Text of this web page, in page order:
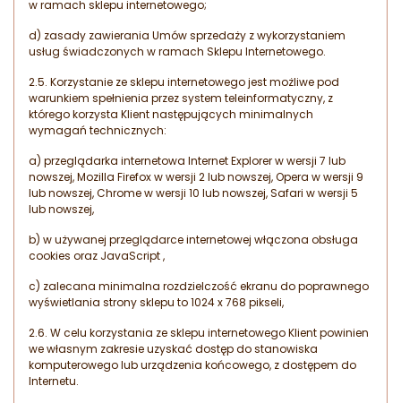
w ramach sklepu internetowego;
d) zasady zawierania Umów sprzedaży z wykorzystaniem
usług świadczonych w ramach Sklepu Internetowego.
2.5. Korzystanie ze sklepu internetowego jest możliwe pod
warunkiem spełnienia przez system teleinformatyczny, z
którego korzysta Klient następujących minimalnych
wymagań technicznych:
a) przeglądarka internetowa Internet Explorer w wersji 7 lub
nowszej, Mozilla Firefox w wersji 2 lub nowszej, Opera w wersji 9
lub nowszej, Chrome w wersji 10 lub nowszej, Safari w wersji 5
lub nowszej,
b) w używanej przeglądarce internetowej włączona obsługa
cookies oraz JavaScript ,
c) zalecana minimalna rozdzielczość ekranu do poprawnego
wyświetlania strony sklepu to 1024 x 768 pikseli,
2.6. W celu korzystania ze sklepu internetowego Klient powinien
we własnym zakresie uzyskać dostęp do stanowiska
komputerowego lub urządzenia końcowego, z dostępem do
Internetu.